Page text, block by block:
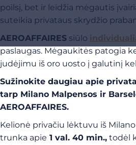
poilsį, bet ir leidžia mėgautis
suteikia privataus skrydžio
AEROAFFAIRES siūlo
paslaugas. Mėgaukitės patogia
judėjimu iš oro uosto į galutinį
Sužinokite daugiau apie
tarp Milano Malpensos ir
AEROAFFAIRES.
Kelionė privačiu lėktuvu iš
trunka apie 1 val. 40 min., todėl